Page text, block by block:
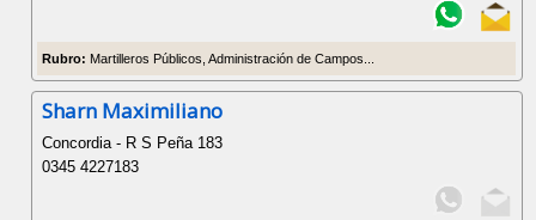
Rubro: Martilleros Públicos, Administración de Campos...
Sharn Maximiliano
Concordia - R S Peña 183
0345 4227183